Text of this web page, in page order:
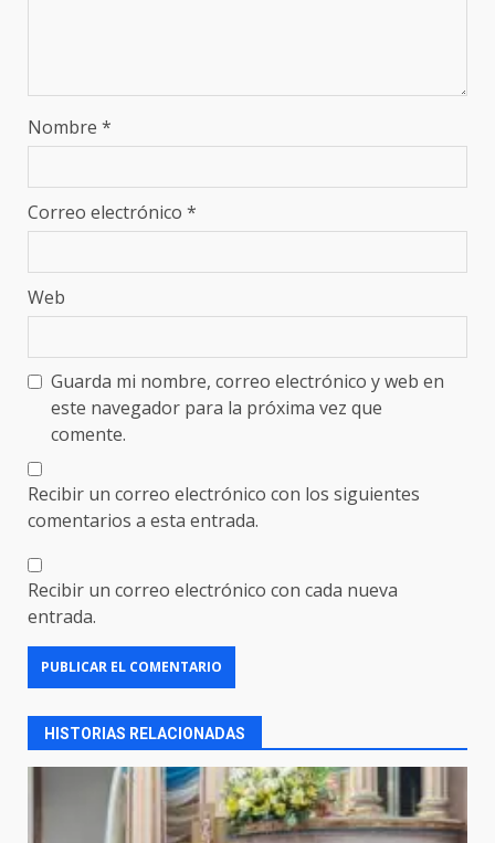
Nombre *
Correo electrónico *
Web
Guarda mi nombre, correo electrónico y web en
este navegador para la próxima vez que
comente.
Recibir un correo electrónico con los siguientes
comentarios a esta entrada.
Recibir un correo electrónico con cada nueva
entrada.
HISTORIAS RELACIONADAS